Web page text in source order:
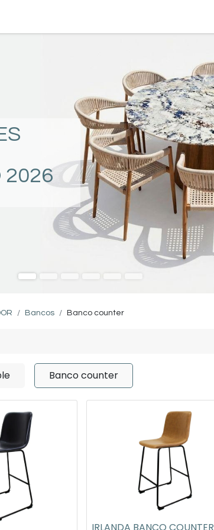
2026
Bancos Banco counter
Banco counter
IRLANDA BANCO COUNTER